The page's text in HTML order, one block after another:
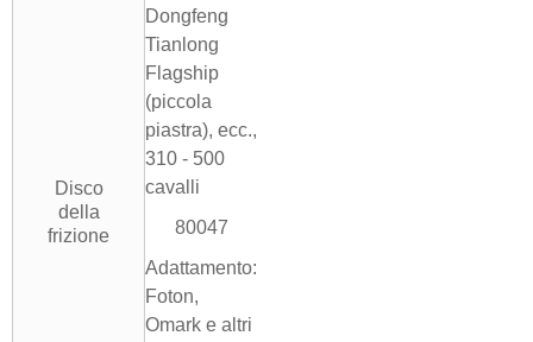
Disco
della
frizione
Dongfeng
Tianlong
Flagship
(piccola
piastra), ecc.,
310 - 500
cavalli
80047
Adattamento:
Foton,
Omark e altri